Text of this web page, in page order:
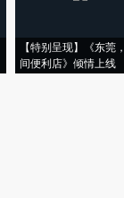
【特别呈现】《东莞
间便利店》倾情上线